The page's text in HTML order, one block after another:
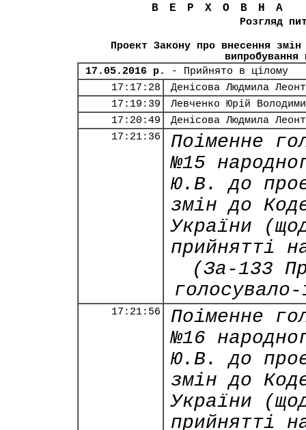
Розгляд
Проект Закону про внесення
17.05.2016 р.
- Прийнято в цілому
17:17:28
Денісова Людмила
17:19:39
Левченко Юрій
17:20:49
Денісова Людмила
17:21:36
Поіменне
№15
Ю.В. до
змін до
України
прийнятті
(За-133
17:21:56
Поіменне
№16
Ю.В. до
змін до
України
прийнятті